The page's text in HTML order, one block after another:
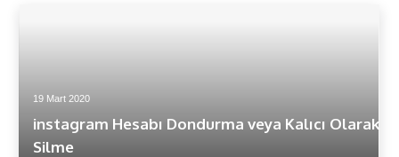
instagram Hesabı Dondurma veya Kalıcı Olarak
Silme
19 Mart 2020